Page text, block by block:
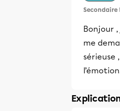
Secondaire
Bonjour
me
sérieuse